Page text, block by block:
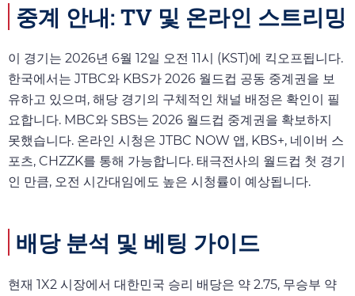
중계 안내: TV 및 온라인 스트리밍
이 경기는 2026년 6월 12일 오전 11시 (KST)에 킥오프됩니다.
한국에서는 JTBC와 KBS가 2026 월드컵 공동 중계권을 보
유하고 있으며, 해당 경기의 구체적인 채널 배정은 확인이 필
요합니다. MBC와 SBS는 2026 월드컵 중계권을 확보하지
못했습니다. 온라인 시청은 JTBC NOW 앱, KBS+, 네이버 스
포츠, CHZZK를 통해 가능합니다. 태극전사의 월드컵 첫 경기
인 만큼, 오전 시간대임에도 높은 시청률이 예상됩니다.
배당 분석 및 베팅 가이드
현재 1X2 시장에서 대한민국 승리 배당은 약 2.75, 무승부 약